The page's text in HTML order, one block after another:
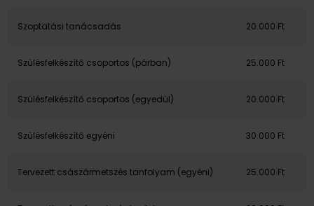
Szoptatási tanácsadás 20.000 Ft
Szülésfelkészítő csoportos (párban) 25.000 Ft
Szülésfelkészítő csoportos (egyedül) 20.000 Ft
Szülésfelkészítő egyéni 30.000 Ft
Tervezett császármetszés tanfolyam (egyéni) 25.000 Ft